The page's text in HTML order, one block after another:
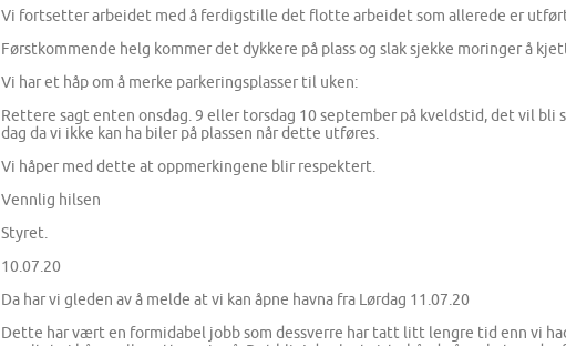
Vi fortsetter arbeidet med å ferdigstille det flotte arbeidet som allerede er
Førstkommende helg kommer det dykkere på plass og slak sjekke moringer å
Vi har et håp om å merke parkeringsplasser til uken:
Rettere sagt enten onsdag. 9 eller torsdag 10 september på kveldstid, det vil bli
dag da vi ikke kan ha biler på plassen når dette utføres.
Vi håper med dette at oppmerkingene blir respektert.
Vennlig hilsen
Styret.
10.07.20
Da har vi gleden av å melde at vi kan åpne havna fra Lørdag 11.07.20
Dette har vært en formidabel jobb som dessverre har tatt litt lengre tid enn vi